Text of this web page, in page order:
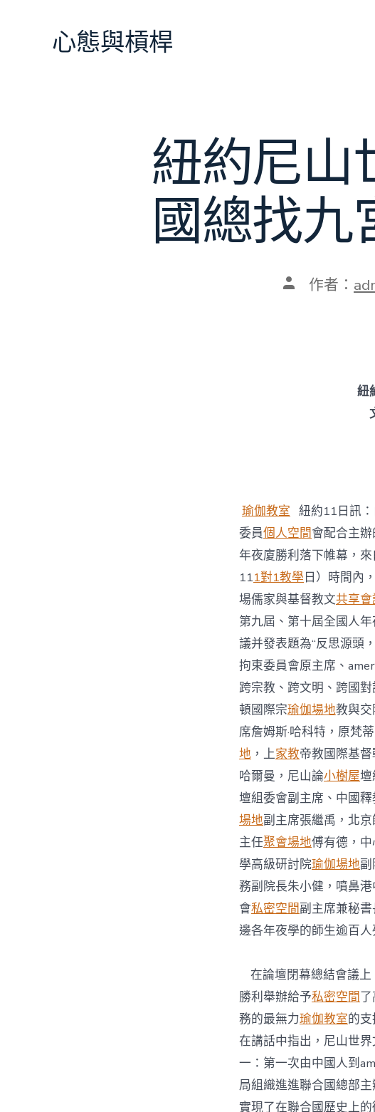
心態與槓桿
紐約尼山
國總找
文 作者：
紐
瑜伽教室 紐約11日訊
委員個人空間會配合主
年夜廈勝利落下帷幕，
111對1教學日）時間內
場儒家與基督教文共享會
第九屆、第十屆全國人
議并發表題為“反思源頭
拘束委員會原主席、
跨宗教、跨文明、跨國
頓國際宗瑜伽場地教與交
席詹姆斯·哈科特，原梵
地 ，上家教帝教國際基
哈爾曼，尼山論小樹屋壇
壇組委會副主席、中國
場地副主席張繼禹，北
主任聚會場地傅有德，
學高級研討院瑜伽場地
務副院長朱小健，噴鼻
會私密空間副主席兼秘
邊各年夜學的師生逾百
在論壇閉幕總結會議上
勝利舉辦給予私密空間
務的最無力瑜伽教室的
在講話中指出，尼山世
一：第一次由中國人到
局組織進進聯合國總部主
實現了在聯合國歷史上